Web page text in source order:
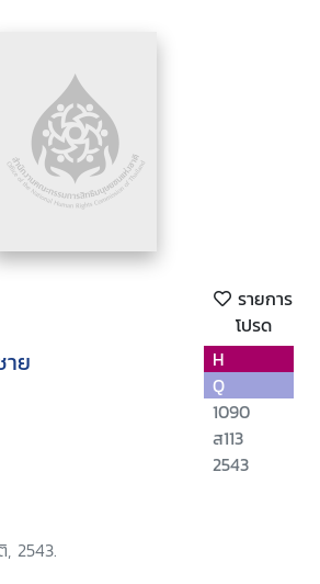
รายการ
โปรด
าย
2543.
H
Q
1090
ส113
2543